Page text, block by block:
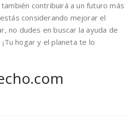
contribuirá a un futuro más
considerando mejorar el
no dudes en buscar la ayuda de
hogar y el planeta te lo